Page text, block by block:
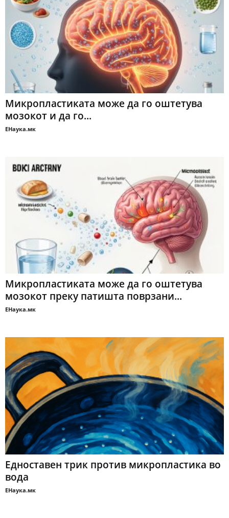
Микропластиката може да го оштетува
мозокот и да го...
ЕНаука.мк
Микропластиката може да го оштетува
мозокот преку патишта поврзани...
ЕНаука.мк
Едноставен трик против микропластика во
вода
ЕНаука.мк